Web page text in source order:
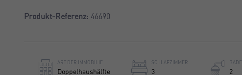
Produkt-Referenz: 46690
ART DER IMMOBILIE
Doppelhaushälfte
SCHLAFZIMMER
3 2